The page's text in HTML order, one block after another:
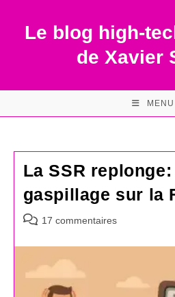
contentLe blog high-
de Xavier
MENU
La SSR
gaspillage sur la
Commentaires
la
publication :
17 commentaires